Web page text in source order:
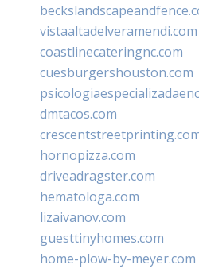
vistaaltadelveramendi.com
coastlinecateringnc.com
cuesburgershouston.com
dmtacos.com
hornopizza.com
driveadragster.com
hematologa.com
lizaivanov.com
guesttinyhomes.com
home-plow-by-meyer.com